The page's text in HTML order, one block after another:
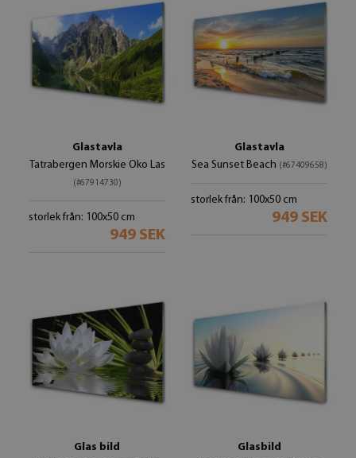
Glastavla
Tatrabergen Morskie Oko Las
(#67914730)
storlek från: 100x50 cm
949 SEK
Glastavla
Sea Sunset Beach (#67409658)
storlek från: 100x50 cm
949 SEK
Glas bild
Glasbild